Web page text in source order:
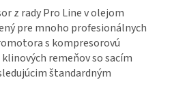
z rady Pro Line v olejom
pre mnoho profesionálnych
s kompresorovú
remeňov so sacím
štandardným